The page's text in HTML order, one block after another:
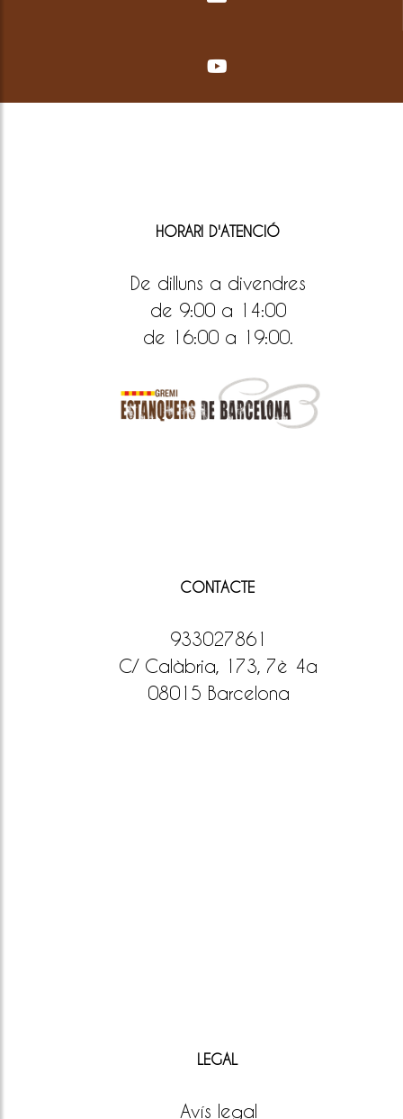
HORARI D'ATENCIÓ
De dilluns a divendres
de 9:00 a 14:00
de 16:00 a 19:00.
CONTACTE
933027861
C/ Calàbria, 173, 7è 4a
08015 Barcelona
LEGAL
Avís legal